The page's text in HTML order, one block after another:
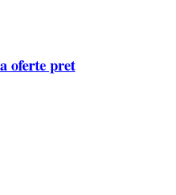
oferte pret